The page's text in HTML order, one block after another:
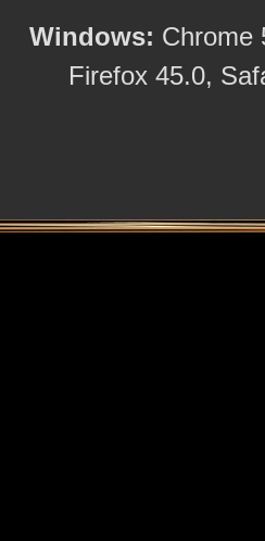
Windows: Chrome
Firefox 45.0,